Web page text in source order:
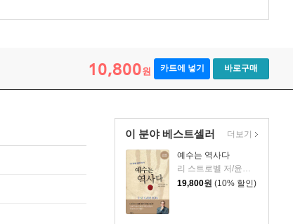
10,800원 카트에 넣기 바로구매
이 분야 베스트셀러
예수는 역사다
리 스트로벨 저/윤관희,박중렬 역
19,800원 (10% 할인)
더보기